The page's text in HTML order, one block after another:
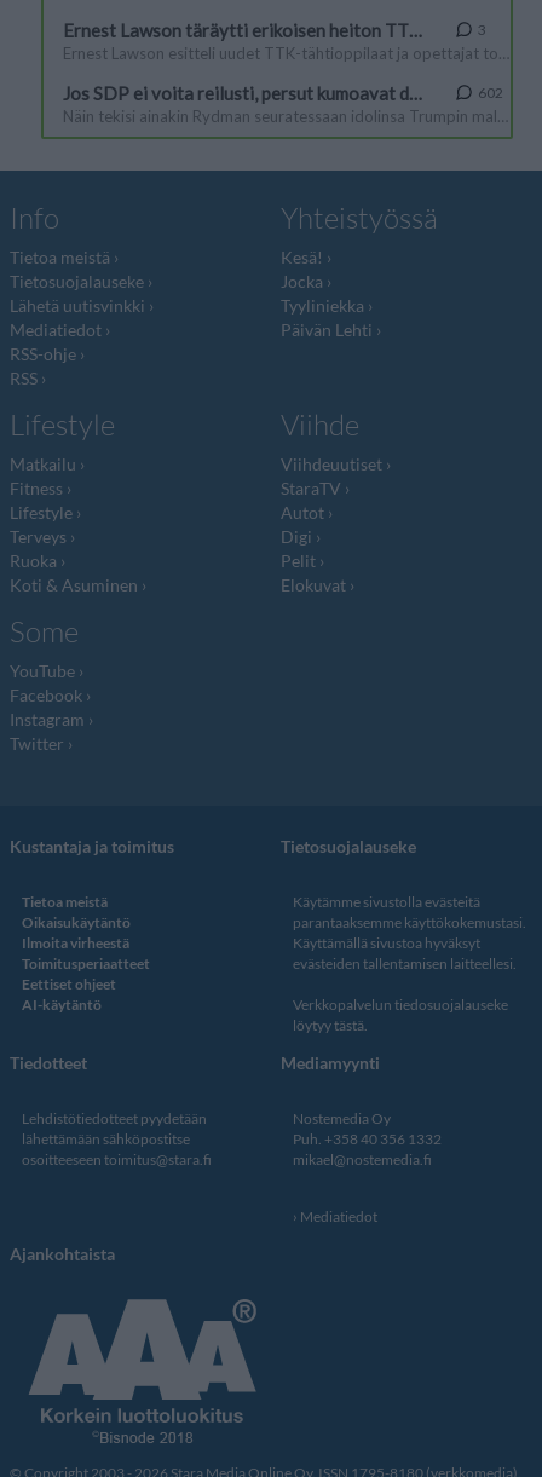
Info
Tietoa meistä
Tietosuojalauseke
Lähetä uutisvinkki
Mediatiedot
RSS-ohje
RSS
Yhteistyössä
Kesä!
Jocka
Tyyliniekka
Päivän Lehti
Lifestyle
Matkailu
Fitness
Lifestyle
Terveys
Ruoka
Koti & Asuminen
Viihde
Viihdeuutiset
StaraTV
Autot
Digi
Pelit
Elokuvat
Some
YouTube
Facebook
Instagram
Twitter
Kustantaja ja toimitus
Tietoa meistä
Oikaisukäytäntö
Ilmoita virheestä
Toimitusperiaatteet
Eettiset ohjeet
AI-käytäntö
Tietosuojalauseke
Käytämme sivustolla evästeitä
parantaaksemme käyttökokemustasi.
Käyttämällä sivustoa hyväksyt
evästeiden tallentamisen laitteellesi.
Verkkopalvelun tiedosuojalauseke
löytyy tästä.
Tiedotteet
Lehdistötiedotteet pyydetään
lähettämään sähköpostitse
osoitteeseen toimitus@stara.fi
Mediamyynti
Nostemedia Oy
Puh. +358 40 356 1332
mikael@nostemedia.fi
Mediatiedot
Ajankohtaista
© Copyright 2003 - 2026 Stara Media Online Oy. ISSN 1795-8180 (verkkomedia).